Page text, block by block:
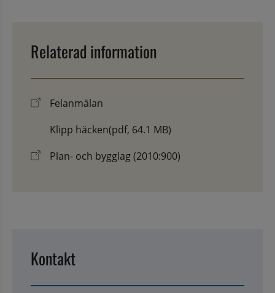
Relaterad information
Felanmälan
Klipp häcken(pdf, 64.1 MB)
Plan- och bygglag (2010:900)
Kontakt